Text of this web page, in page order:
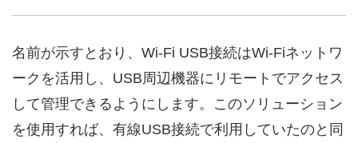
名前が示すとおり、Wi‑Fi USB接続はWi‑Fiネットワ
ークを活用し、USB周辺機器にリモートでアクセス
して管理できるようにします。このソリューション
を使用すれば、有線USB接続で利用していたのと同